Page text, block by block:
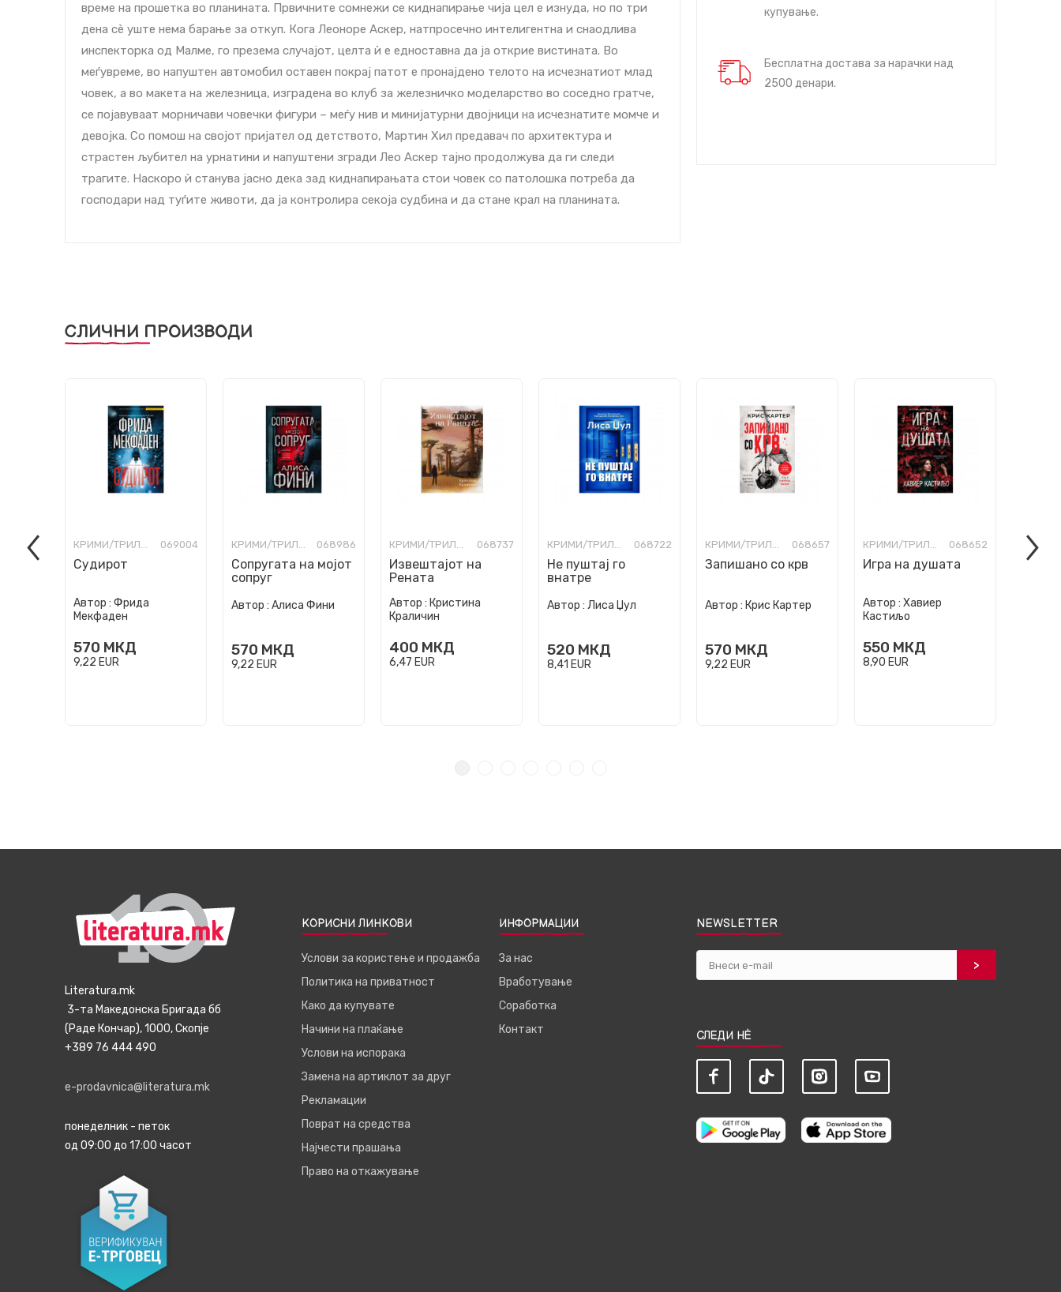
време на прошетка во планината. Првичните сомнежи се киднапирање чија цел е изнуда, но по три
дена сè уште нема барање за откуп. Кога Леоноре Аскер, натпросечно интелигентна и снаодлива
инспекторка од Малме, го презема случајот, целта ѝ е едноставна да ја открие вистината. Во
меѓувреме, во напуштен автомобил оставен покрај патот е пронајдено телото на исчезнатиот млад
човек, а во макета на железница, изградена во клуб за железничко моделарство во соседно гратче,
се појавуваат морничави човечки фигури – меѓу нив и минијатурни двојници на исчезнатите момче и
девојка. Со помош на својот пријател од детството, Мартин Хил предавач по архитектура и
страстен љубител на урнатини и напуштени згради Лео Аскер тајно продолжува да ги следи
трагите. Наскоро ѝ станува јасно дека зад киднапирањата стои човек со патолошка потреба да
господари над туѓите животи, да ја контролира секоја судбина и да стане крал на планината.
купување.
Бесплатна достава за нарачки над
2500 денари.
СЛИЧНИ ПРОИЗВОДИ
КРИМИ/ТРИЛЕР 069004
Судирот
Автор : Фрида
Мекфаден
570 МКД
9,22 EUR
КРИМИ/ТРИЛЕР 068986
Сопругата на мојот
сопруг
Автор : Алиса Фини
570 МКД
9,22 EUR
КРИМИ/ТРИЛЕР 068737
Извештајот на
Рената
Автор : Кристина
Краличин
400 МКД
6,47 EUR
КРИМИ/ТРИЛЕР 068722
Не пуштај го
внатре
Автор : Лиса Џул
520 МКД
8,41 EUR
КРИМИ/ТРИЛЕР 068657
Запишано со крв
Автор : Крис Картер
570 МКД
9,22 EUR
КРИМИ/ТРИЛЕР 068652
Игра на душата
Автор : Хавиер
Кастиљо
550 МКД
8,90 EUR
Literatura.mk
3-та Македонска Бригада бб
(Раде Кончар), 1000, Скопје
+389 76 444 490
e-prodavnica@literatura.mk
понеделник - петок
од 09:00 до 17:00 часот
КОРИСНИ ЛИНКОВИ
Услови за користење и продажба
Политика на приватност
Како да купувате
Начини на плаќање
Услови на испорака
Замена на артиклот за друг
Рекламации
Поврат на средства
Најчести прашања
Право на откажување
ИНФОРМАЦИИ
За нас
Вработување
Соработка
Контакт
NEWSLETTER
СЛЕДИ НЀ